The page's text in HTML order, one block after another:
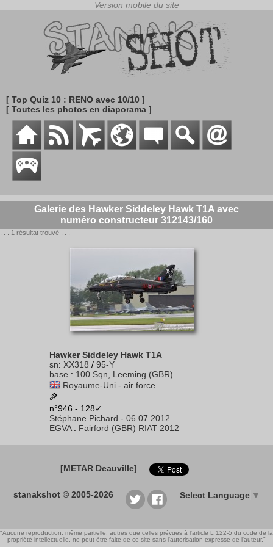
[ Top Quiz 10 : RENO avec 10/10 ]
[ Toutes les photos en diaporama ]
Galerie des Hawker Siddeley Hawk T1A avec
numéro constructeur 312143/160
. . . 1 résultat trouvé . . .
Hawker Siddeley Hawk T1A
sn: XX318 / 95-Y
base : 100 Sqn, Leeming (GBR)
Royaume-Uni - air force
n°946 - 128✓
Stéphane Pichard - 06.07.2012
EGVA: Fairford (GBR) RIAT 2012
[METAR Deauville]
stanakshot © 2005-2026 Select Language ▼
"Aucune reproduction, même partielle, autres que celles prévues à l'article L 122-5 du code de la
propriété intellectuelle, ne peut être faite de ce site sans l'autorisation expresse de l'auteur."